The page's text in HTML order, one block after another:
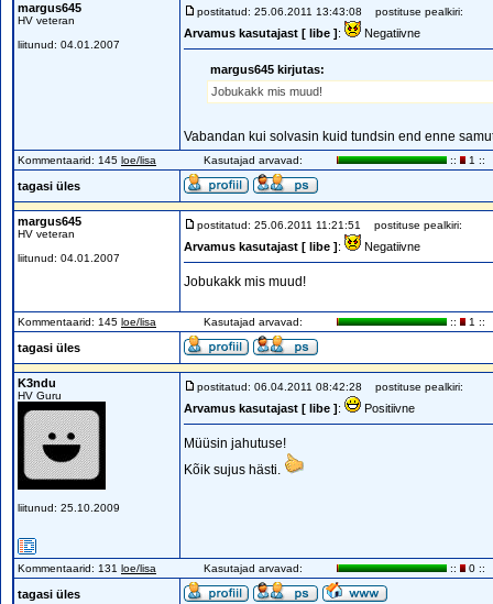
margus645
HV veteran
liitunud: 04.01.2007
postitatud: 25.06.2011 13:43:08 postituse pealkiri:
Arvamus kasutajast [ libe ]: Negatiivne
margus645 kirjutas:
Jobukakk mis muud!
Vabandan kui solvasin kuid tundsin end enne
Kommentaarid: 145 loe/lisa Kasutajad arvavad: :: 1 ::
tagasi üles
margus645
HV veteran
liitunud: 04.01.2007
postitatud: 25.06.2011 11:21:51 postituse pealkiri:
Arvamus kasutajast [ libe ]: Negatiivne
Jobukakk mis muud!
Kommentaarid: 145 loe/lisa Kasutajad arvavad: :: 1 ::
tagasi üles
K3ndu
HV Guru
liitunud: 25.10.2009
postitatud: 06.04.2011 08:42:28 postituse pealkiri:
Arvamus kasutajast [ libe ]: Positiivne
Müüsin jahutuse!
Kõik sujus hästi.
Kommentaarid: 131 loe/lisa Kasutajad arvavad: :: 0 ::
tagasi üles